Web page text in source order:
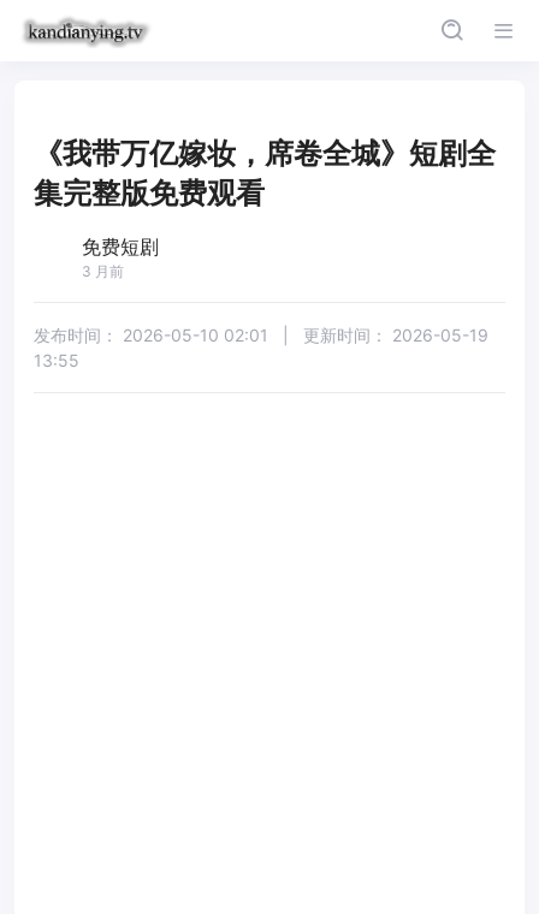
《我带万亿嫁妆，席卷全城》短剧全
集完整版免费观看
免费短剧
3 月前
发布时间： 2026-05-10 02:01 更新时间： 2026-05-19
13:55